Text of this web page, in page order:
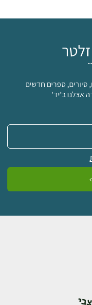
סיורים, ספרים חדשים
אצלנו ב'יד'